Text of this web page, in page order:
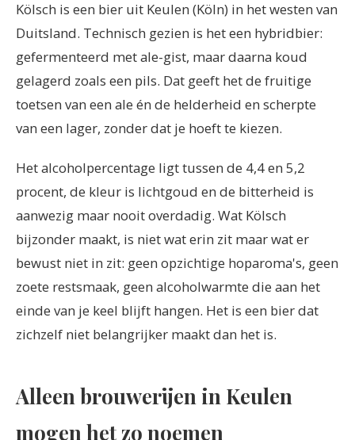
Kölsch is een bier uit Keulen (Köln) in het westen van
Duitsland. Technisch gezien is het een hybridbier:
gefermenteerd met ale-gist, maar daarna koud
gelagerd zoals een pils. Dat geeft het de fruitige
toetsen van een ale én de helderheid en scherpte
van een lager, zonder dat je hoeft te kiezen.
Het alcoholpercentage ligt tussen de 4,4 en 5,2
procent, de kleur is lichtgoud en de bitterheid is
aanwezig maar nooit overdadig. Wat Kölsch
bijzonder maakt, is niet wat erin zit maar wat er
bewust niet in zit: geen opzichtige hoparoma's, geen
zoete restsmaak, geen alcoholwarmte die aan het
einde van je keel blijft hangen. Het is een bier dat
zichzelf niet belangrijker maakt dan het is.
Alleen brouwerijen in Keulen
mogen het zo noemen